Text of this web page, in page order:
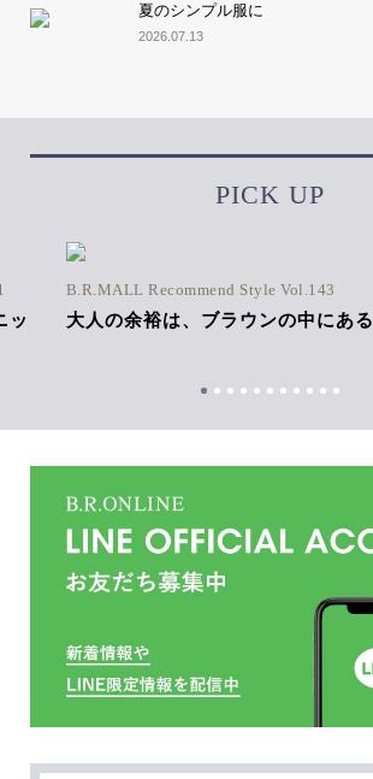
夏のシンプル服に
2026.07.13
PICK UP
ッ
B.R.MALL Recommend Style Vol.143
大人の余裕は、ブラウンの中にある